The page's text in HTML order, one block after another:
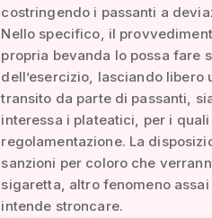
costringendo i passanti a
Nello specifico, il
propria bevanda lo possa fare
dell’esercizio, lasciando
transito da parte di passanti,
interessa i plateatici, per i
regolamentazione. La
sanzioni per coloro che
sigaretta, altro fenomeno
intende stroncare.